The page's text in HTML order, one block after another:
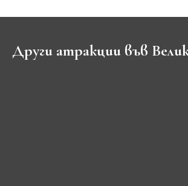
Други атракции във